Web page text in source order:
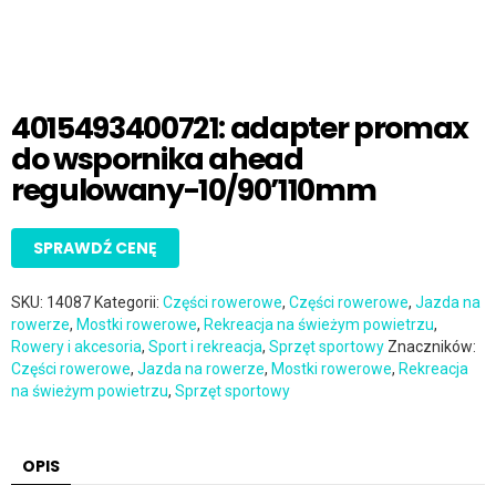
4015493400721: adapter promax
do wspornika ahead
regulowany-10/90’110mm
SPRAWDŹ CENĘ
SKU: 14087 Kategorii: Części rowerowe, Części rowerowe, Jazda na
rowerze, Mostki rowerowe, Rekreacja na świeżym powietrzu,
Rowery i akcesoria, Sport i rekreacja, Sprzęt sportowy Znaczników:
Części rowerowe, Jazda na rowerze, Mostki rowerowe, Rekreacja
na świeżym powietrzu, Sprzęt sportowy
OPIS